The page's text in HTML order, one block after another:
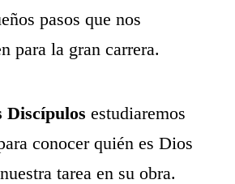
pasos que nos
para la gran carrera.
Discípulos estudiaremos
conocer quién es Dios
tarea en su obra.